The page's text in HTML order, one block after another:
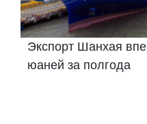
Экспорт Шанхая
юаней за полгода